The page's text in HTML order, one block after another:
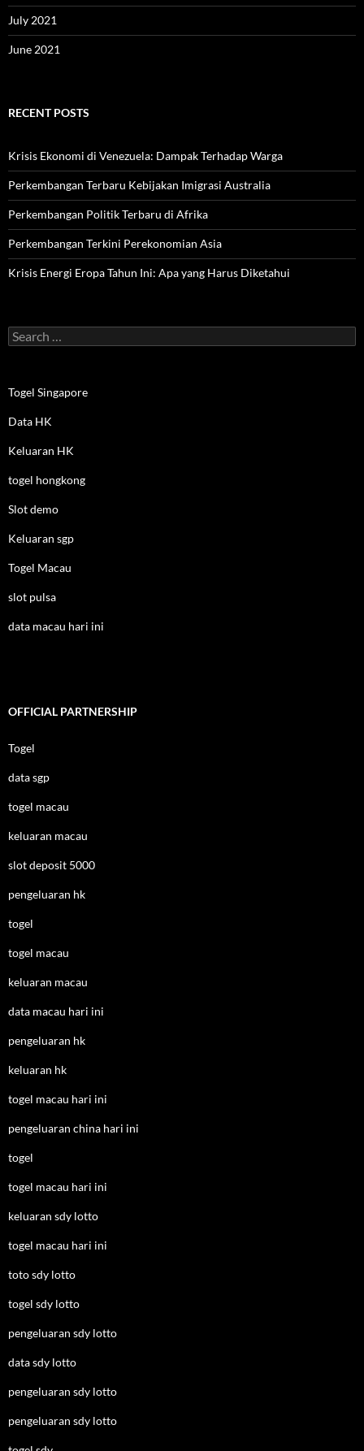
July 2021
June 2021
RECENT POSTS
Krisis Ekonomi di Venezuela: Dampak Terhadap Warga
Perkembangan Terbaru Kebijakan Imigrasi Australia
Perkembangan Politik Terbaru di Afrika
Perkembangan Terkini Perekonomian Asia
Krisis Energi Eropa Tahun Ini: Apa yang Harus Diketahui
Search
for:
Togel Singapore
Data HK
Keluaran HK
togel hongkong
Slot demo
Keluaran sgp
Togel Macau
slot pulsa
data macau hari ini
OFFICIAL PARTNERSHIP
Togel
data sgp
togel macau
keluaran macau
slot deposit 5000
pengeluaran hk
togel
togel macau
keluaran macau
data macau hari ini
pengeluaran hk
keluaran hk
togel macau hari ini
pengeluaran china hari ini
togel
togel macau hari ini
keluaran sdy lotto
togel macau hari ini
toto sdy lotto
togel sdy lotto
pengeluaran sdy lotto
data sdy lotto
pengeluaran sdy lotto
pengeluaran sdy lotto